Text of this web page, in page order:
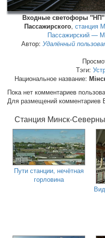
Входные светофоры
Пассажирского, станция
Пассажирский —
Автор: Удалённый
Тэги:
Национальное название:
Пока нет комментариев
Для размещений комментариев
Станция Минск-
Пути станции, нечётная
горловина